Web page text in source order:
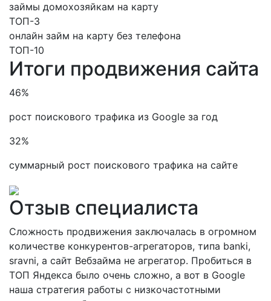
займы домохозяйкам на карту
ТОП-3
онлайн займ на карту без телефона
ТОП-10
Итоги продвижения сайта
46%
рост поискового трафика из Google за год
32%
суммарный рост поискового трафика на сайте
Отзыв специалиста
Сложность продвижения заключалась в огромном
количестве конкурентов-агрегаторов, типа banki,
sravni, а сайт Вебзайма не агрегатор. Пробиться в
ТОП Яндекса было очень сложно, а вот в Google
наша стратегия работы с низкочастотными